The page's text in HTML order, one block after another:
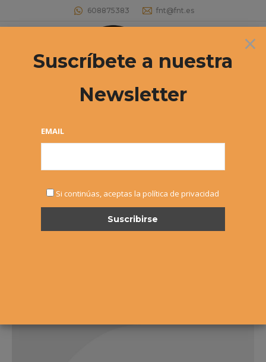
608875383 fnt@fnt.es
Buscar:
CAMPEONATO NAVARRO 2019
×
Suscríbete a nuestra
Newsletter
EMAIL
Si continúas, aceptas la política de privacidad